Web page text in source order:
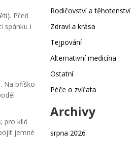
Před
spánku i
Na bříško
pro klid
jemné
Rodičovství a těhotenství
Zdraví a krása
Tejpování
Alternativní medicína
Ostatní
Péče o zvířata
Archivy
srpna 2026